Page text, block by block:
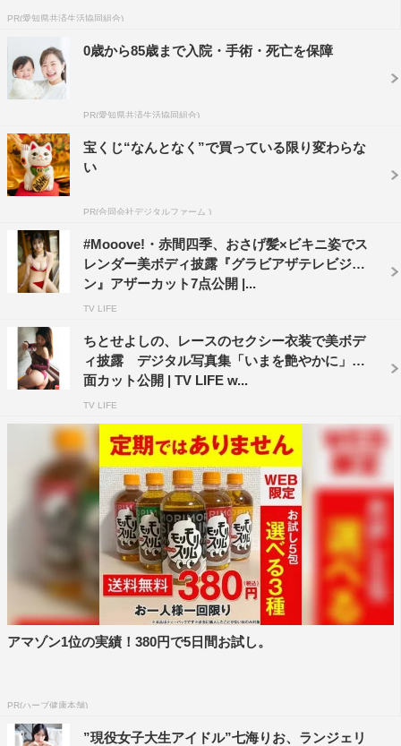
PR(愛知県共済生活協同組合)
0歳から85歳まで入院・手術・死亡を保障
PR(愛知県共済生活協同組合)
宝くじ“なんとなく”で買っている限り変わらな
い
PR(合同会社デジタルファーム )
#Mooove!・赤間四季、おさげ髪×ビキニ姿でス
レンダー美ボディ披露『グラビアザテレビジョ
ン』アザーカット7点公開 |...
TV LIFE
ちとせよしの、レースのセクシー衣装で美ボデ
ィ披露 デジタル写真集「いまを艶やかに」誌
面カット公開 | TV LIFE w...
TV LIFE
アマゾン1位の実績！380円で5日間お試し。
PR(ハーブ健康本舗)
”現役女子大生アイドル”七海りお、ランジェリ